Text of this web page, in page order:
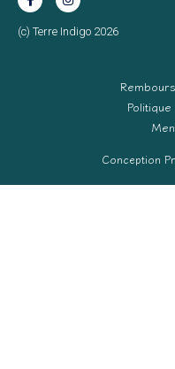
(c) Terre Indigo 2026
Conception